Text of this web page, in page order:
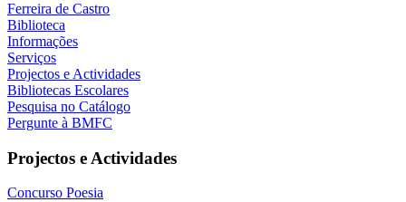
Ferreira de Castro
Biblioteca
Informações
Serviços
Projectos e Actividades
Bibliotecas Escolares
Pesquisa no Catálogo
Pergunte à BMFC
Projectos e Actividades
Concurso Poesia